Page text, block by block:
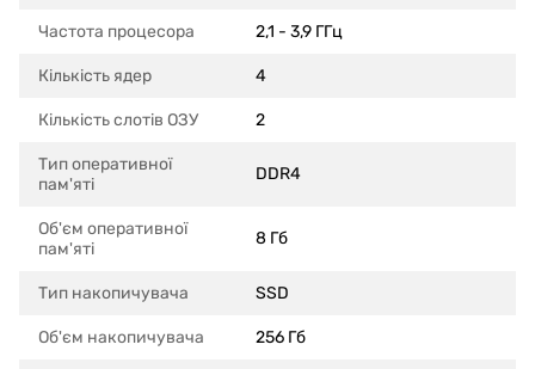
Частота процесора 2,1 - 3,9 ГГц
Кількість ядер 4
Кількість слотів ОЗУ 2
Тип оперативної
пам'яті
DDR4
Об'єм оперативної
пам'яті
8 Гб
Тип накопичувача SSD
Об'єм накопичувача 256 Гб